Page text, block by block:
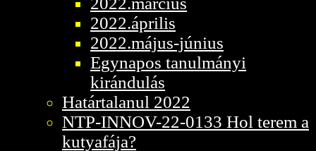
2022.április
2022.május-június
Egynapos tanulmányi
kirándulás
Határtalanul 2022
NTP-INNOV-22-0133 Hol terem a
kutyafája?